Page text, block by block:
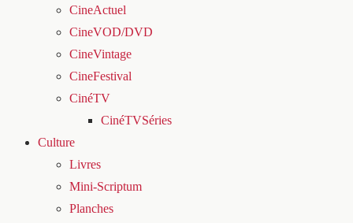
CineActuel
CineVOD/DVD
CineVintage
CineFestival
CinéTV
CinéTVSéries
Culture
Livres
Mini-Scriptum
Planches